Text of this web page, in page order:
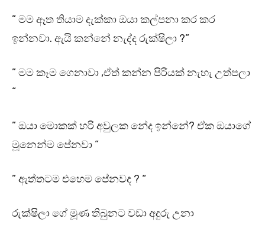
” මම ඈත තියාම දැක්කා ඔයා කල්පනා කර කර
ඉන්නවා. ඇයි කන්නේ නැද්ද රුක්ෂිලා ?”
” මම කෑම ගෙනාවා ,ඒත් කන්න පිරියක් නැහැ උත්පලා
“
” ඔයා මොකක් හරි අවුලක නේද ඉන්නේ? ඒක ඔයාගේ
මූනෙන්ම පේනවා “
” ඇත්තටම එහෙම පේනවද ? “
රුක්ෂිලා ගේ මූණ තිබුනට වඩා අදුරු උනා